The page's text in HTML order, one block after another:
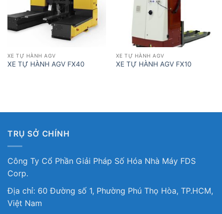
XE TỰ HÀNH AGV
XE TỰ HÀNH AGV FX40
XE TỰ HÀNH AGV
XE TỰ HÀNH AGV FX10
TRỤ SỞ CHÍNH
Công Ty Cổ Phần Giải Pháp Số Hóa Nhà Máy FDS
Corp.
Địa chỉ: 60 Đường số 1, Phường Phú Thọ Hòa, TP.HCM,
Việt Nam